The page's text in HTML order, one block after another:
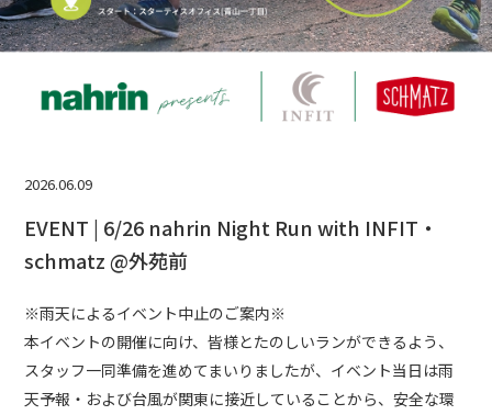
2026.06.09
EVENT | 6/26 nahrin Night Run with INFIT・
schmatz @外苑前
※雨天によるイベント中止のご案内※
本イベントの開催に向け、皆様とたのしいランができるよう、
スタッフ一同準備を進めてまいりましたが、イベント当日は雨
天予報・および台風が関東に接近していることから、安全な環